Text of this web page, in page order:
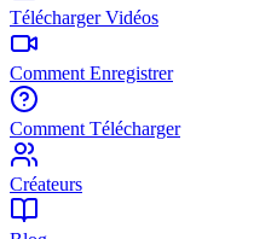
Télécharger Vidéos
Comment Enregistrer
Comment Télécharger
Créateurs